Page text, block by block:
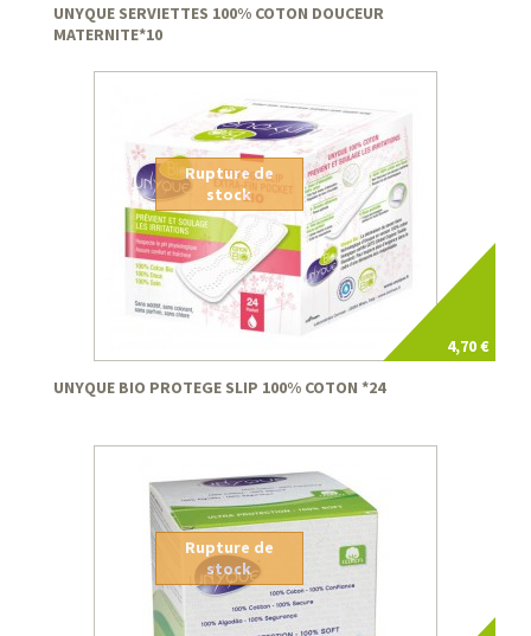
UNYQUE SERVIETTES 100% COTON DOUCEUR
MATERNITE*10
4,70 €
Rupture de
stock
UNYQUE BIO PROTEGE SLIP 100% COTON *24
Rupture de
stock